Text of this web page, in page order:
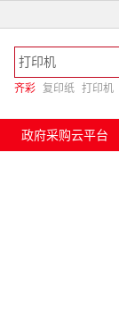
齐彩 复印纸 打印机
政府采购云平台